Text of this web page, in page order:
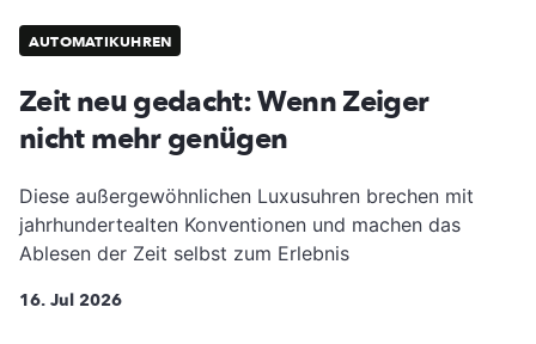
AUTOMATIKUHREN
Zeit neu gedacht: Wenn Zeiger
nicht mehr genügen
Diese außergewöhnlichen Luxusuhren brechen mit
jahrhundertealten Konventionen und machen das
Ablesen der Zeit selbst zum Erlebnis
16. Jul 2026